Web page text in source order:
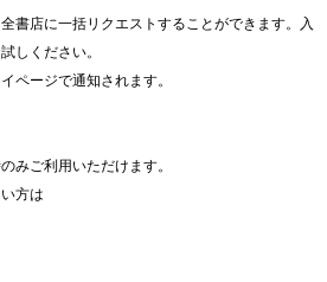
書店に一括リクエストすることができます。入
しください。
ページで通知されます。
みご利用いただけます。
方は